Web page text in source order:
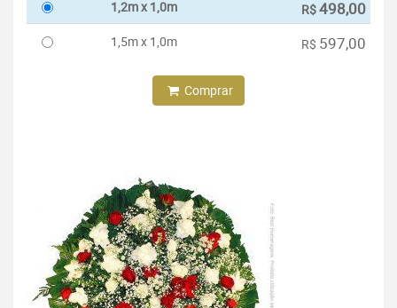
1,2m x 1,0m R$498,00
1,5m x 1,0m R$ 597,00
Comprar